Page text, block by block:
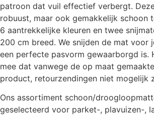
patroon dat vuil effectief verbergt.
robuust, maar ook gemakkelijk schoon
6 aantrekkelijke kleuren en twee
200 cm breed. We snijden de mat voor
een perfecte pasvorm gewaarborgd is.
mee dat vanwege de op maat
product, retourzendingen niet mogelijk
Ons assortiment schoon/
geselecteerd voor parket-, plavuizen-,